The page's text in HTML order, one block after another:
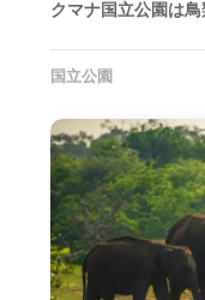
クマナ国立公園は
国立公園